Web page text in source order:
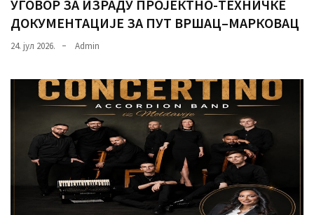
УГОВОР ЗА ИЗРАДУ ПРОЈЕКТНО-ТЕХНИЧКЕ
ДОКУМЕНТАЦИЈЕ ЗА ПУТ ВРШАЦ–МАРКОВАЦ
24. јул 2026. Admin